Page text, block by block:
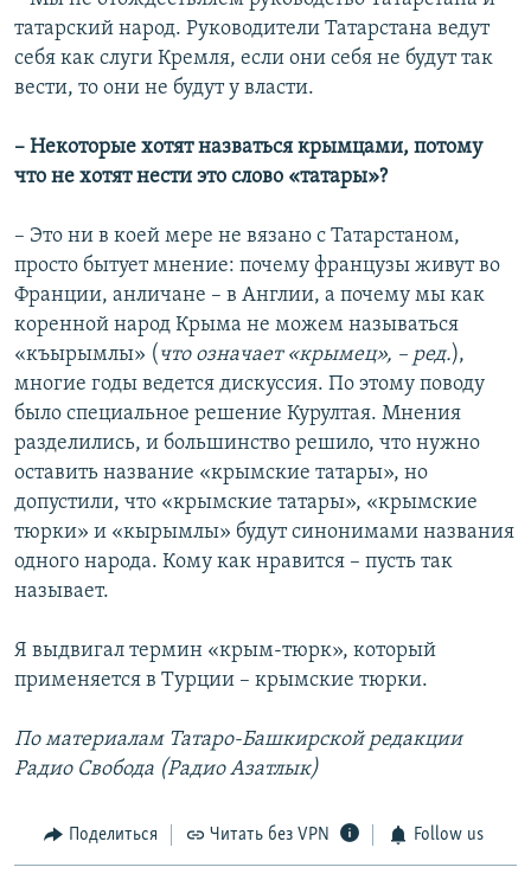
татарский народ. Руководители Татарстана ведут
себя как слуги Кремля, если они себя не будут так
вести, то они не будут у власти.
– Некоторые хотят назваться крымцами, потому
что не хотят нести это слово «татары»?
– Это ни в коей мере не вязано с Татарстаном,
просто бытует мнение: почему французы живут во
Франции, анличане – в Англии, а почему мы как
коренной народ Крыма не можем называться
«къырымлы» ( что означает «крымец», – ред.),
многие годы ведется дискуссия. По этому поводу
было специальное решение Курултая. Мнения
разделились, и большинство решило, что нужно
оставить название «крымские татары», но
допустили, что «крымские татары», «крымские
тюрки» и «кырымлы» будут синонимами названия
одного народа. Кому как нравится – пусть так
называет.
Я выдвигал термин «крым-тюрк», который
применяется в Турции – крымские тюрки.
По материалам Татаро-Башкирской редакции
Радио Свобода (Радио Азатлык)
Поделиться Читать без VPN Follow us